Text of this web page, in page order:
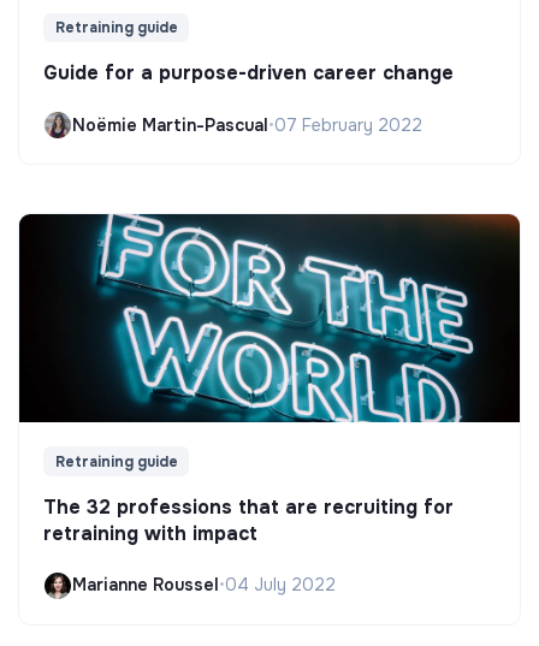
Retraining guide
Guide for a purpose-driven career change
Noëmie Martin-Pascual•07 February 2022
Retraining guide
The 32 professions that are recruiting for
retraining with impact
Marianne Roussel •04 July 2022